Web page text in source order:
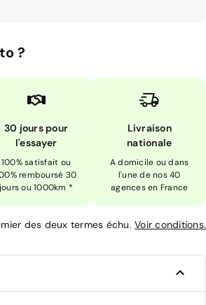
?
30 jours pour
l'essayer
100% satisfait ou
remboursé 30
jours ou 1000km *
Livraison
nationale
A domicile ou dans
l'une de nos 40
agences en France
des deux termes échu. Voir conditions.